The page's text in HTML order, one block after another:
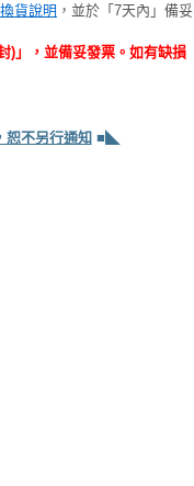
貨說明 ，並於「7天內」備妥
)」，並備妥發票。如有缺損
恕不另行通知 ■◣